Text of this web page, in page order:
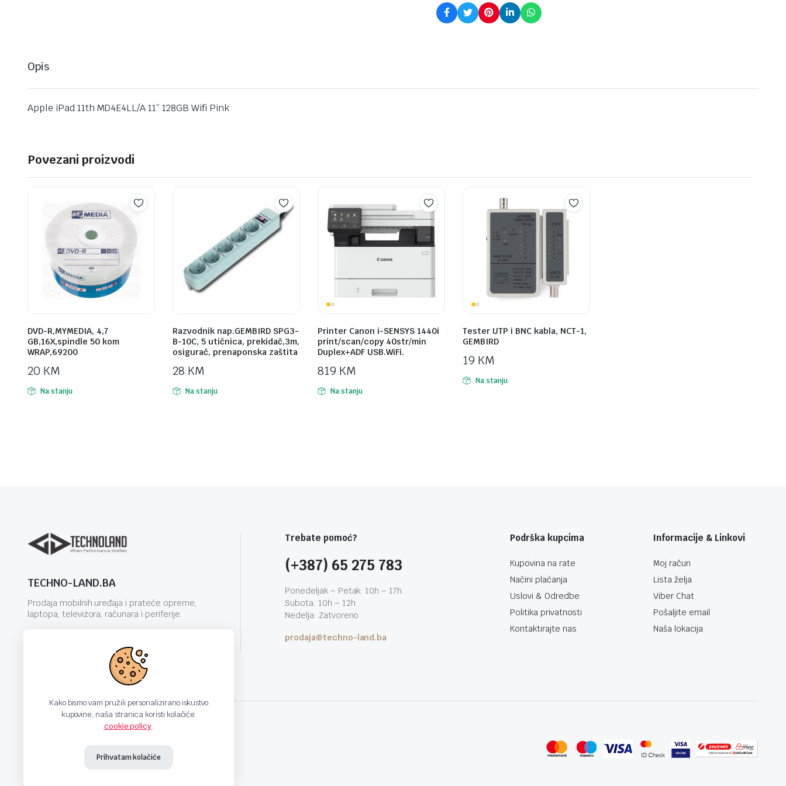
Opis
Apple iPad 11th MD4E4LL/A 11” 128GB Wifi Pink
Povezani proizvodi
DVD-R,MYMEDIA, 4,7
GB,16X,spindle 50 kom
WRAP,69200
20 KM
Na stanju
Razvodnik nap.GEMBIRD SPG3-
B-10C, 5 utičnica, prekidač,3m,
osigurač, prenaponska zaštita
28 KM
Na stanju
Printer Canon i-SENSYS 1440i
print/scan/copy 40str/min
Duplex+ADF USB.WiFi.
819 KM
Na stanju
Tester UTP i BNC kabla, NCT-1,
GEMBIRD
19 KM
Na stanju
TECHNO-LAND.BA
Prodaja mobilnih uređaja i prateće opreme,
laptopa, televizora, računara i periferije.
Trebate pomoć?
(+387) 65 275 783
Ponedeljak – Petak: 10h – 17h
Subota: 10h – 12h
Nedelja: Zatvoreno
prodaja@techno-land.ba
Podrška kupcima
Kupovina na rate
Načini plaćanja
Uslovi & Odredbe
Politika privatnosti
Kontaktirajte nas
Informacije & Linkovi
Moj račun
Lista želja
Viber Chat
Pošaljite email
Naša lokacija
Kako bismo vam pružili personalizirano iskustvo
kupovine, naša stranica koristi kolačiće.
cookie policy.
Prihvatam kolačiće